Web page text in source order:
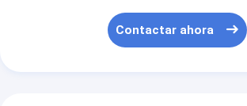
Contactar ahora